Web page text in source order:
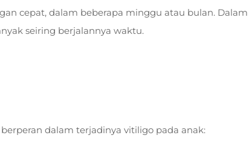
cepat, dalam beberapa minggu atau bulan. Dalam
seiring berjalannya waktu.
dalam terjadinya vitiligo pada anak: